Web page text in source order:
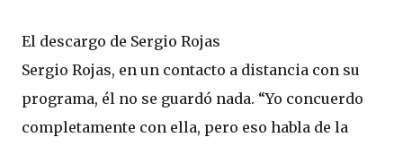
El descargo de Sergio Rojas
Sergio Rojas, en un contacto a distancia con su
programa, él no se guardó nada. “Yo concuerdo
completamente con ella, pero eso habla de la